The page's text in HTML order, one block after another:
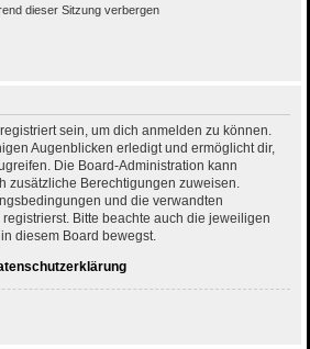
dieser Sitzung verbergen
sein, um dich anmelden zu können.
Augenblicken erledigt und ermöglicht dir,
Die Board-Administration kann
zusätzliche Berechtigungen zuweisen.
und die verwandten
Bitte beachte auch die jeweiligen
diesem Board bewegst.